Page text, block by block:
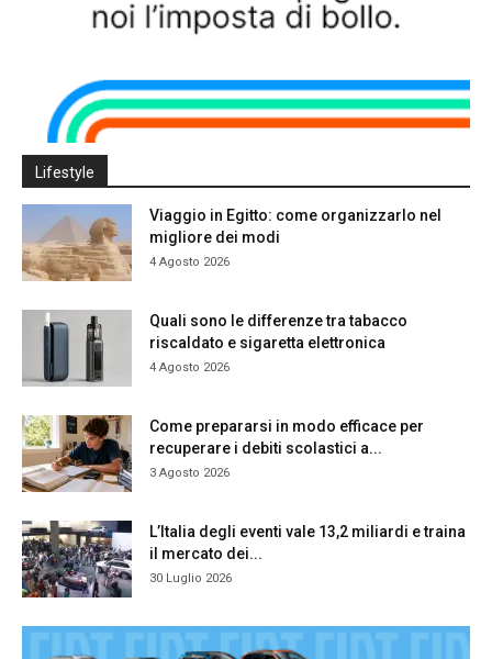
Lifestyle
Viaggio in Egitto: come organizzarlo nel
migliore dei modi
4 Agosto 2026
Quali sono le differenze tra tabacco
riscaldato e sigaretta elettronica
4 Agosto 2026
Come prepararsi in modo efficace per
recuperare i debiti scolastici a...
3 Agosto 2026
L’Italia degli eventi vale 13,2 miliardi e traina
il mercato dei...
30 Luglio 2026